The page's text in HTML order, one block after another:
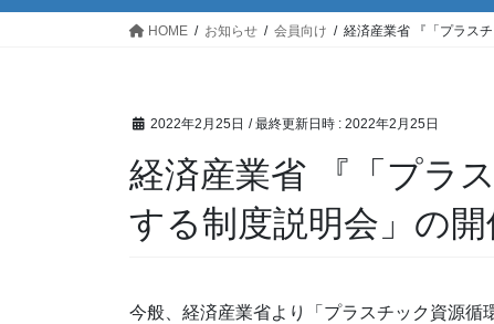
ッ
移
HOME お知らせ 会員向け 経済産業省 『「プラス
2022年2月25日 / 最終更新日時 : 2022年2月25日
経済産業省 『「プラ
する制度説明会」の開
今般、経済産業省より「プラスチック資源循